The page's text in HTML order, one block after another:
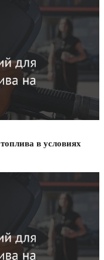
в условиях